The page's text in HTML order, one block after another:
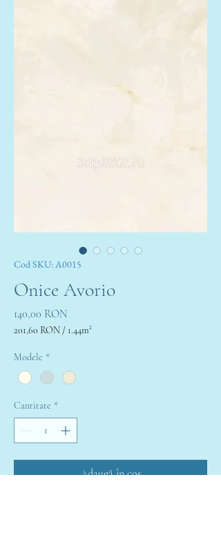
Cod SKU: A0015
Onice Avorio
140,00 RON
201,60 RON / 1.44m²
per
1.44
Square
Modele *
Cantitate *
Adaugă în coș